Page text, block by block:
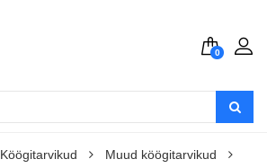
0
Köögitarvikud
Muud köögitarvikud